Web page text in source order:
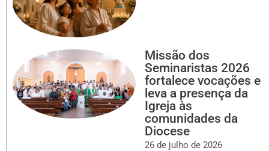
Missão dos
Seminaristas 2026
fortalece vocações e
leva a presença da
Igreja às
comunidades da
Diocese
26 de julho de 2026